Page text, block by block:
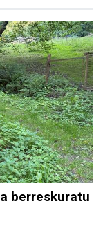
berreskuratu